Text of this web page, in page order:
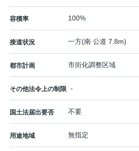
容積率 100%
接道状況 一方(南 公道 7.8m)
都市計画 市街化調整区域
その他法令上の制限 -
国土法届出要否 不要
用途地域 無指定